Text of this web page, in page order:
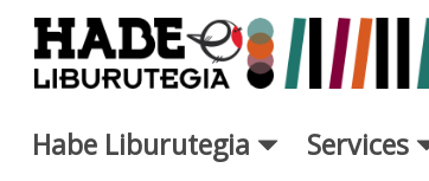
Skip to Main Content
Habe Liburutegia Services